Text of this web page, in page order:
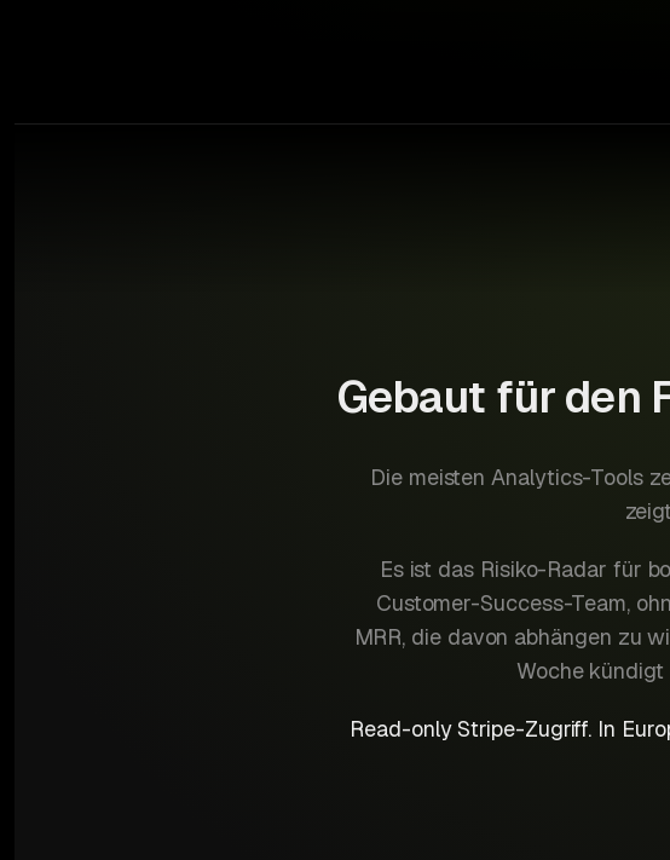
Gebaut für den
Die meisten Analytics-Tools
Es ist das Risiko-Radar für
Customer-Success-Team,
MRR, die davon abhängen zu
Woche
Read-only Stripe-Zugriff. In